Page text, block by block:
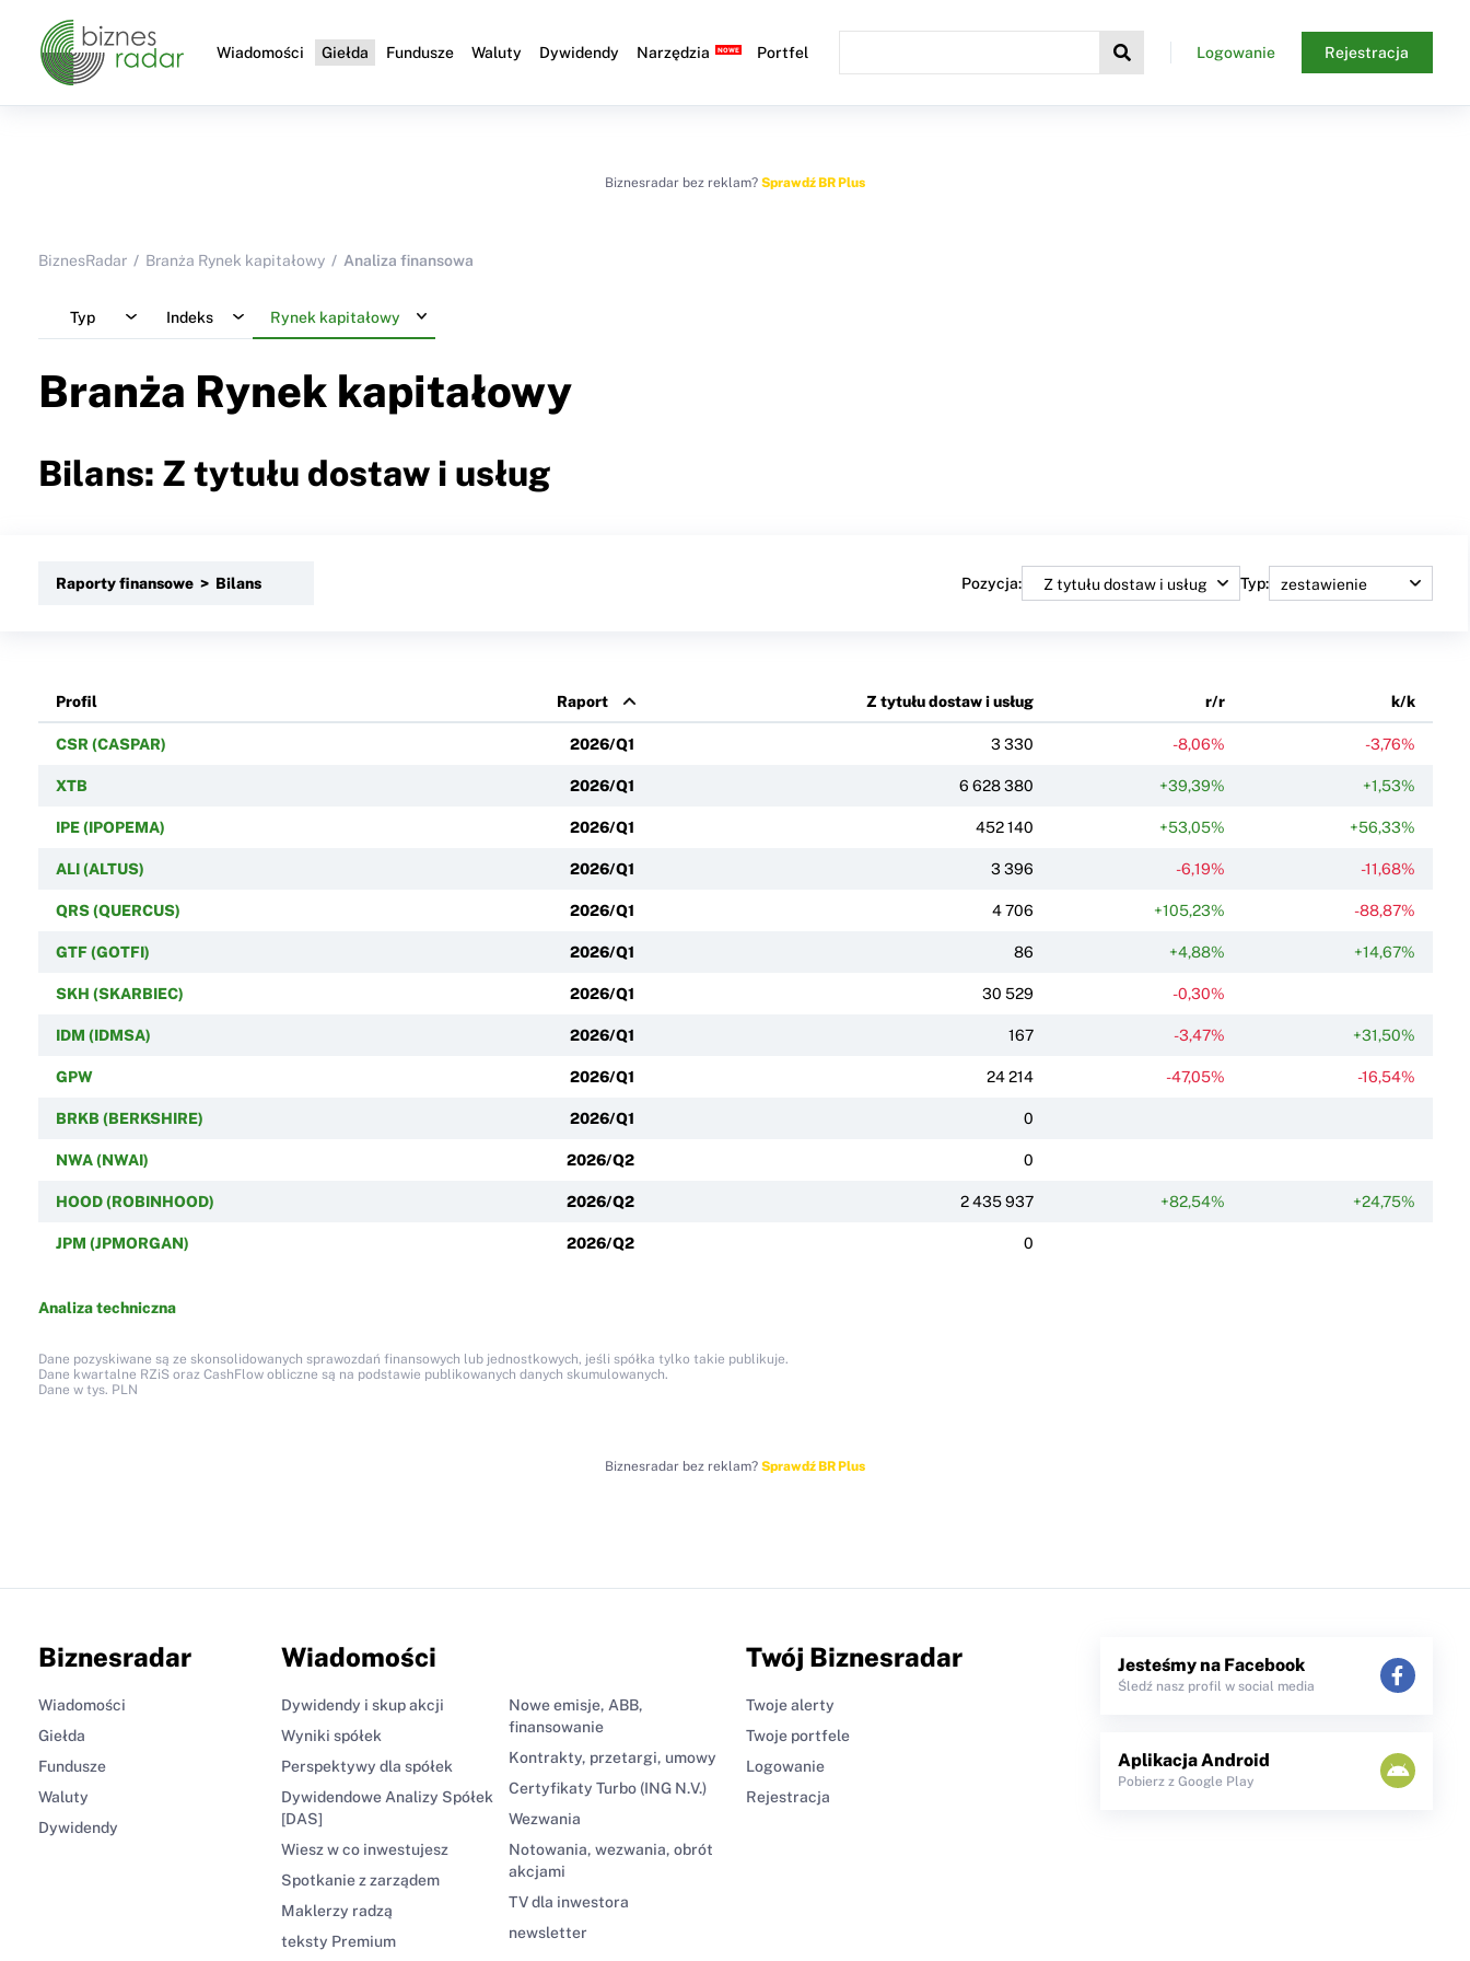
Wiadomości Giełda Fundusze Waluty Dywidendy Narzędzia Portfel Logowanie Rejestracja
Biznesradar bez reklam? Sprawdź BR Plus
BiznesRadar Branża Rynek kapitałowy Analiza finansowa
Typ Indeks Rynek kapitałowy
Branża Rynek kapitałowy
Bilans: Z tytułu dostaw i usług
Raporty finansowe > Bilans Pozycja: Typ:
Profil Raport Z tytułu dostaw i usług r/r k/k
CSR (CASPAR) 2026/Q1 3 330 -8,06% -3,76%
XTB 2026/Q1 6 628 380 +39,39% +1,53%
IPE (IPOPEMA) 2026/Q1 452 140 +53,05% +56,33%
ALI (ALTUS) 2026/Q1 3 396 -6,19% -11,68%
QRS (QUERCUS) 2026/Q1 4 706 +105,23% -88,87%
GTF (GOTFI) 2026/Q1 86 +4,88% +14,67%
SKH (SKARBIEC) 2026/Q1 30 529 -0,30%
IDM (IDMSA) 2026/Q1 167 -3,47% +31,50%
GPW 2026/Q1 24 214 -47,05% -16,54%
BRKB (BERKSHIRE) 2026/Q1 0
NWA (NWAI) 2026/Q2 0
HOOD (ROBINHOOD) 2026/Q2 2 435 937 +82,54% +24,75%
JPM (JPMORGAN) 2026/Q2 0
Analiza techniczna
Dane pozyskiwane są ze skonsolidowanych sprawozdań finansowych lub jednostkowych, jeśli spółka tylko takie publikuje.
Dane kwartalne RZiS oraz CashFlow obliczne są na podstawie publikowanych danych skumulowanych.
Dane w tys. PLN
Biznesradar bez reklam? Sprawdź BR Plus
Biznesradar
Wiadomości
Giełda
Fundusze
Waluty
Dywidendy
Wiadomości
Dywidendy i skup akcji
Wyniki spółek
Perspektywy dla spółek
Dywidendowe Analizy Spółek
[DAS]
Wiesz w co inwestujesz
Spotkanie z zarządem
Maklerzy radzą
teksty Premium
Nowe emisje, ABB,
finansowanie
Kontrakty, przetargi, umowy
Certyfikaty Turbo (ING N.V.)
Wezwania
Notowania, wezwania, obrót
akcjami
TV dla inwestora
newsletter
Twój Biznesradar
Twoje alerty
Twoje portfele
Logowanie
Rejestracja
Jesteśmy na Facebook
Śledź nasz profil w social media
Aplikacja Android
Pobierz z Google Play